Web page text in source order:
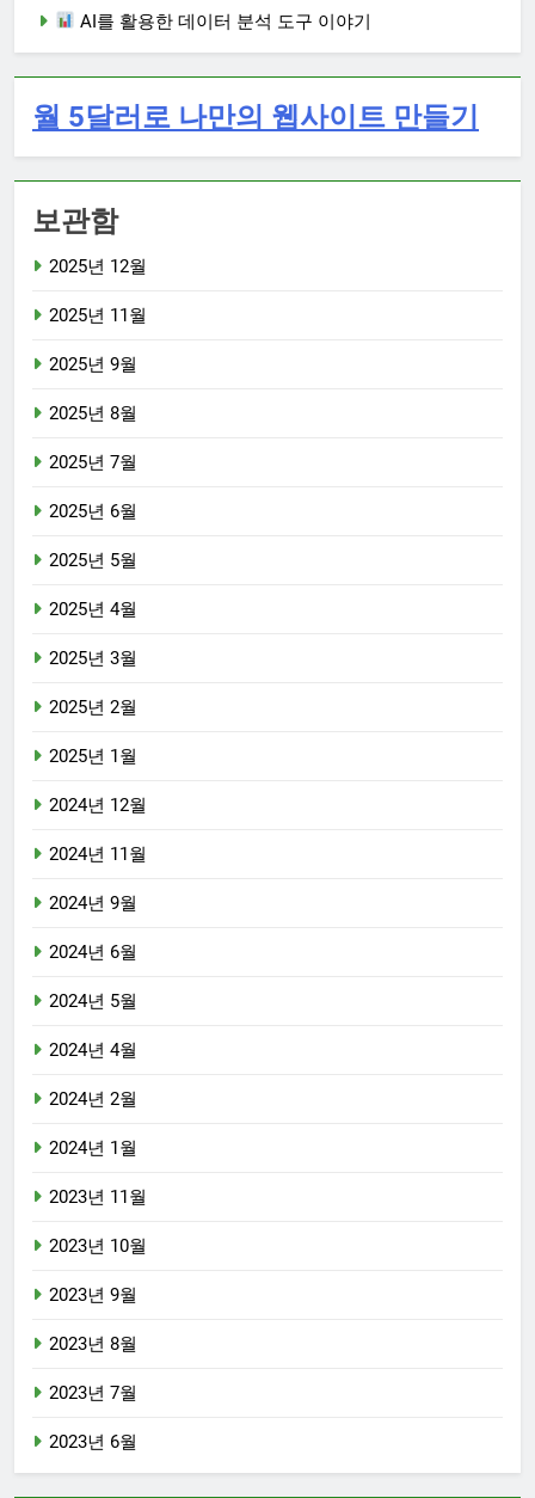
AI를 활용한 데이터 분석 도구 이야기
월 5달러로 나만의 웹사이트 만들기
보관함
2025년 12월
2025년 11월
2025년 9월
2025년 8월
2025년 7월
2025년 6월
2025년 5월
2025년 4월
2025년 3월
2025년 2월
2025년 1월
2024년 12월
2024년 11월
2024년 9월
2024년 6월
2024년 5월
2024년 4월
2024년 2월
2024년 1월
2023년 11월
2023년 10월
2023년 9월
2023년 8월
2023년 7월
2023년 6월